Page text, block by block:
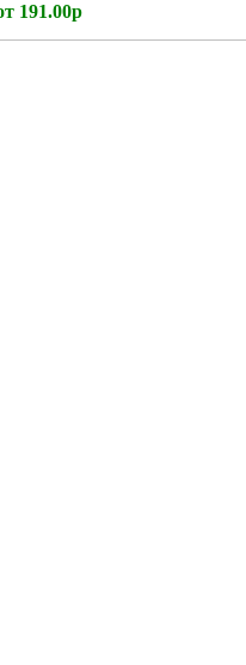
191.00р